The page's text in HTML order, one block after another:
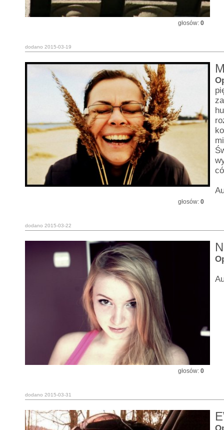
głosów: 0
dodano 2015-03-19
głosów: 0
dodano 2015-03-22
głosów: 0
dodano 2015-03-31